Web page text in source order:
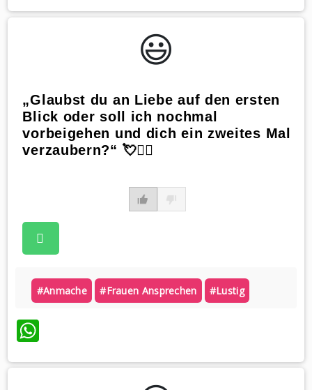
😃️
„Glaubst du an Liebe auf den ersten
Blick oder soll ich nochmal
vorbeigehen und dich ein zweites Mal
verzaubern?“ 💘🚶‍♂️
#anmache #frauen Ansprechen #lustig
WhatsApp